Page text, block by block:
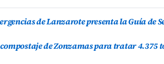
de Lanzarote presenta la Guía de
de Zonzamas para tratar 4.375